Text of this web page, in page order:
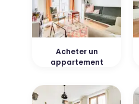
Acheter un
appartement